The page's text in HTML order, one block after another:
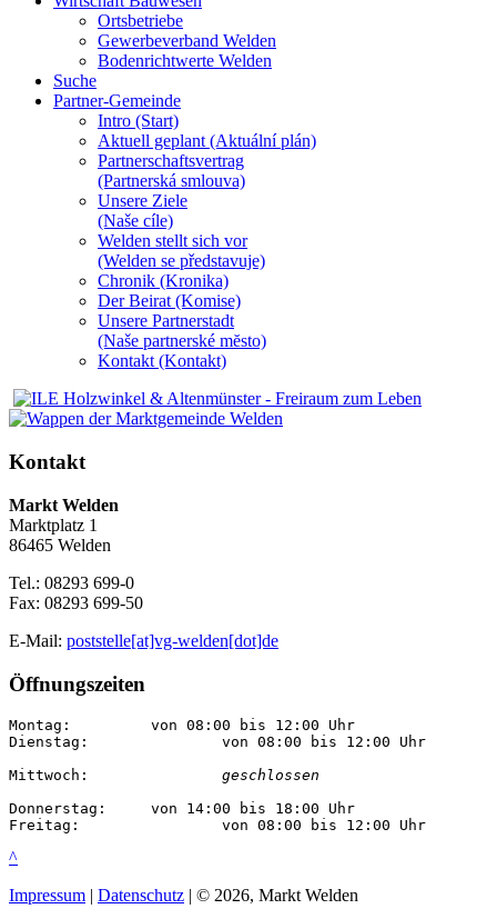
Ortsbetriebe
Gewerbeverband Welden
Bodenrichtwerte Welden
Suche
Partner-Gemeinde
Intro (Start)
Aktuell geplant (Aktuální plán)
Partnerschaftsvertrag
(Partnerská smlouva)
Unsere Ziele
(Naše cíle)
Welden stellt sich vor
(Welden se představuje)
Chronik (Kronika)
Der Beirat (Komise)
Unsere Partnerstadt
(Naše partnerské mĕsto)
Kontakt (Kontakt)
Kontakt
Markt Welden
Marktplatz 1
86465 Welden
Tel.: 08293 699-0
Fax: 08293 699-50
E-Mail: poststelle[at]vg-welden[dot]de
Öffnungszeiten
Montag:		von 08:00 bis 12:00 Uhr
Dienstag:		von 08:00 bis 12:00 Uhr
geschlossen
Donnerstag:	von 14:00 bis 18:00 Uhr
Freitag:		von 08:00 bis 12:00 Uhr
^
Impressum | Datenschutz | © 2026, Markt Welden